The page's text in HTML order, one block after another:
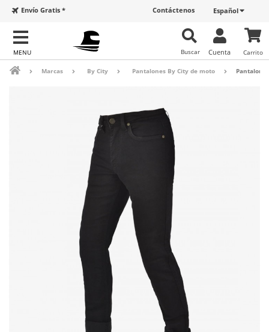
Español
Contáctenos
Envío Gratis *
Carrito
Cuenta
Buscar
Marcas By City Pantalones By City de moto